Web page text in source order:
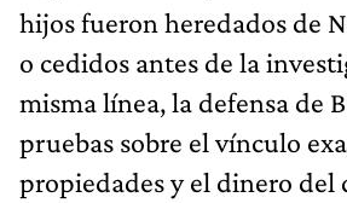
hijos fueron heredados de
o cedidos antes de la
misma línea, la defensa de
pruebas sobre el vínculo
propiedades y el dinero del